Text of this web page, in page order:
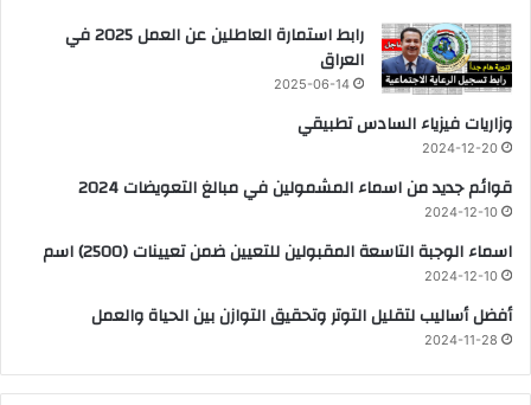
رابط استمارة العاطلين عن العمل 2025 في
العراق
2025-06-14
وزاريات فيزياء السادس تطبيقي
2024-12-20
قوائم جديد من اسماء المشمولين في مبالغ التعويضات 2024
2024-12-10
اسماء الوجبة التاسعة المقبولين للتعيين ضمن تعيينات (2500) اسم
2024-12-10
أفضل أساليب لتقليل التوتر وتحقيق التوازن بين الحياة والعمل
2024-11-28